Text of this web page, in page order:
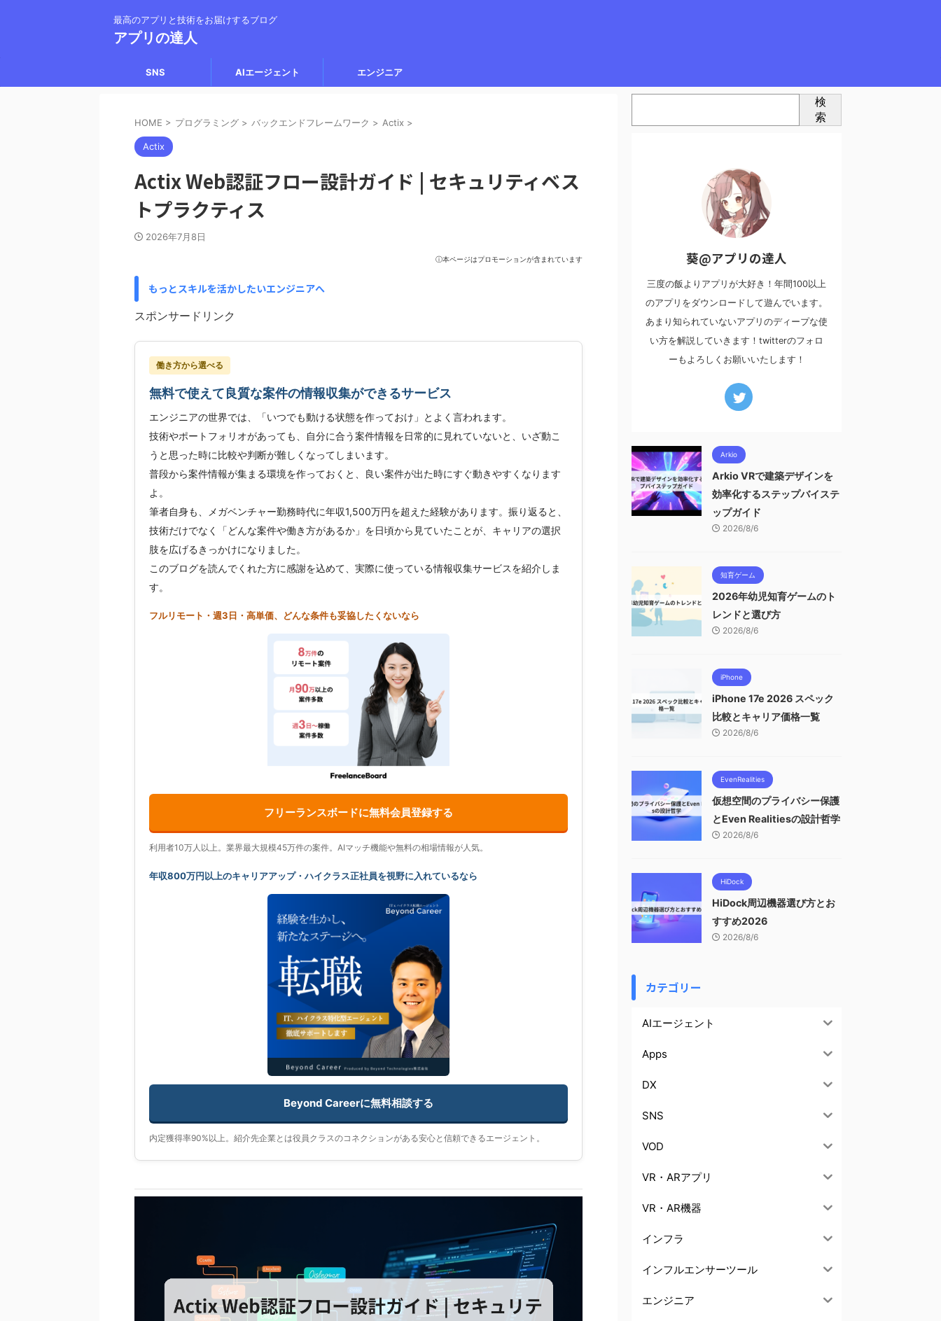
最高のアプリと技術をお届けするブログ
アプリの達人
SNS AIエージェント エンジニア
HOME > プログラミング > バックエンドフレームワーク > Actix >
Actix
Actix Web認証フロー設計ガイド | セキュリティベス
トプラクティス
2026年7月8日
ⓘ本ページはプロモーションが含まれています
もっとスキルを活かしたいエンジニアへ
スポンサードリンク
働き方から選べる
無料で使えて良質な案件の情報収集ができるサービス
エンジニアの世界では、「いつでも動ける状態を作っておけ」とよく言われます。
技術やポートフォリオがあっても、自分に合う案件情報を日常的に見れていないと、いざ動こ
うと思った時に比較や判断が難しくなってしまいます。
普段から案件情報が集まる環境を作っておくと、良い案件が出た時にすぐ動きやすくなります
よ。
筆者自身も、メガベンチャー勤務時代に年収1,500万円を超えた経験があります。振り返ると、
技術だけでなく「どんな案件や働き方があるか」を日頃から見ていたことが、キャリアの選択
肢を広げるきっかけになりました。
このブログを読んでくれた方に感謝を込めて、実際に使っている情報収集サービスを紹介しま
す。
フルリモート・週3日・高単価、どんな条件も妥協したくないなら
フリーランスボードに無料会員登録する
利用者10万人以上。業界最大規模45万件の案件。AIマッチ機能や無料の相場情報が人気。
年収800万円以上のキャリアアップ・ハイクラス正社員を視野に入れているなら
Beyond Careerに無料相談する
内定獲得率90%以上。紹介先企業とは役員クラスのコネクションがある安心と信頼できるエージェント。
検
索
葵@アプリの達人
三度の飯よりアプリが大好き！年間100以上
のアプリをダウンロードして遊んでいます。
あまり知られていないアプリのディープな使
い方を解説していきます！twitterのフォロ
ーもよろしくお願いいたします！
Arkio
Arkio VRで建築デザインを
効率化するステップバイステ
ップガイド
2026/8/6
知育ゲーム
2026年幼児知育ゲームのト
レンドと選び方
2026/8/6
iPhone
iPhone 17e 2026 スペック
比較とキャリア価格一覧
2026/8/6
EvenRealities
仮想空間のプライバシー保護
とEven Realitiesの設計哲学
2026/8/6
HiDock
HiDock周辺機器選び方とお
すすめ2026
2026/8/6
カテゴリー
AIエージェント
Apps
DX
SNS
VOD
VR・ARアプリ
VR・AR機器
インフラ
インフルエンサーツール
エンジニア